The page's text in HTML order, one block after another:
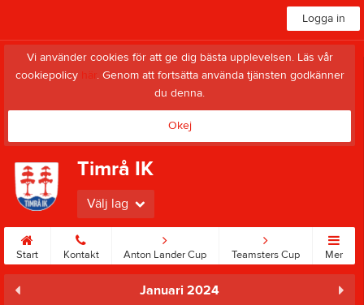
Logga in
Vi använder cookies för att ge dig bästa upplevelsen. Läs vår
cookiepolicy här. Genom att fortsätta använda tjänsten godkänner
du denna.
Okej
Timrå IK
Välj lag
Start Kontakt Anton Lander Cup Teamsters Cup Mer
Januari 2024